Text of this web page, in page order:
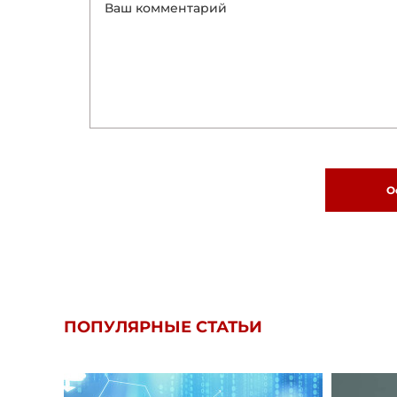
ПОПУЛЯРНЫЕ СТАТЬИ